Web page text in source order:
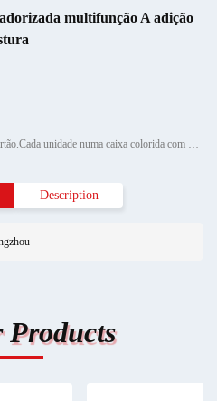
multifunção A adição
Detalhes da embalagem: Em caixas de cartão.Cada unidade numa caixa colorida com espuma, com acessórios de fábrica e
Description